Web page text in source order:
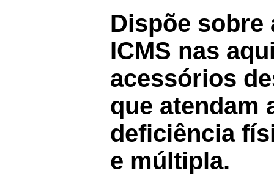
Dispõe sobre
ICMS nas
acessórios
que atendam
deficiência
e múltipla.